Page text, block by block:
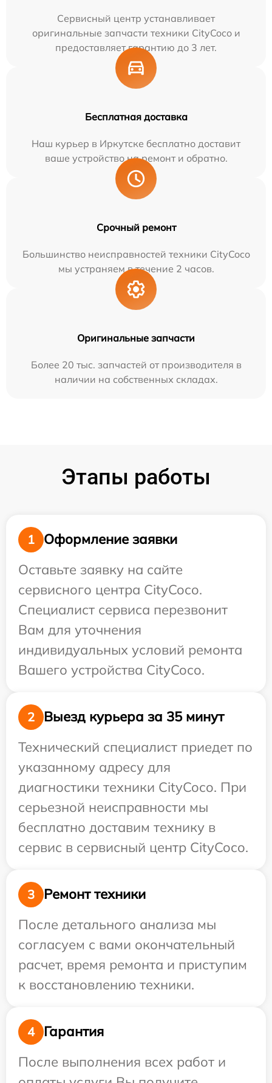
Сервисный центр устанавливает
оригинальные запчасти техники CityCoco и
предоставляет гарантию до 3 лет.
Бесплатная доставка
Наш курьер в Иркутске бесплатно доставит
ваше устройство на ремонт и обратно.
Срочный ремонт
Большинство неисправностей техники CityCoco
мы устраняем в течение 2 часов.
Оригинальные запчасти
Более 20 тыс. запчастей от производителя в
наличии на собственных складах.
Этапы работы
1
Оформление заявки
Оставьте заявку на сайте
сервисного центра CityCoco.
Специалист сервиса перезвонит
Вам для уточнения
индивидуальных условий ремонта
Вашего устройства CityCoco.
2
Выезд курьера за 35 минут
Технический специалист приедет по
указанному адресу для
диагностики техники CityCoco. При
серьезной неисправности мы
бесплатно доставим технику в
сервис в сервисный центр CityCoco.
3
Ремонт техники
После детального анализа мы
согласуем с вами окончательный
расчет, время ремонта и приступим
к восстановлению техники.
4
Гарантия
После выполнения всех работ и